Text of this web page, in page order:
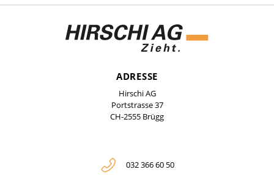
ADRESSE
Hirschi AG
Portstrasse 37
CH-2555 Brügg
032 366 60 50